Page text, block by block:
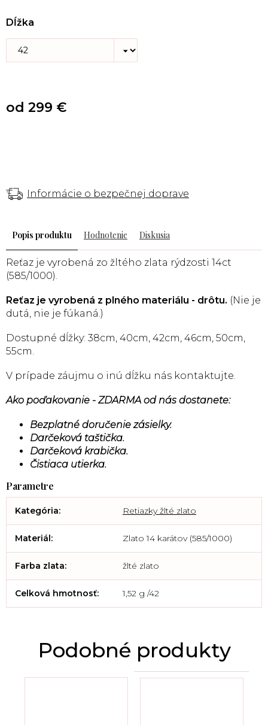
Dĺžka
Informácie o bezpečnej doprave
od 299 €
Popis Hodnotenie Diskusia
Reťaz je vyrobená zo žltého zlata rýdzosti 14ct
(585/1000).
Reťaz je vyrobená z plného materiálu - drôtu. (Nie je
dutá, nie je fúkaná.)
Dostupné dĺžky: 38cm, 40cm, 42cm, 46cm, 50cm,
55cm.
V prípade záujmu o inú dĺžku nás kontaktujte.
Ako poďakovanie - ZDARMA od nás dostanete:
Bezplatné doručenie zásielky.
Darčeková taštička.
Darčeková krabička.
Čistiaca utierka.
Kategória: Retiazky žlté zlato
Materiál: Zlato 14 karátov (585/1000)
Farba zlata: žlté zlato
Celková hmotnosť: 1,52 g /42